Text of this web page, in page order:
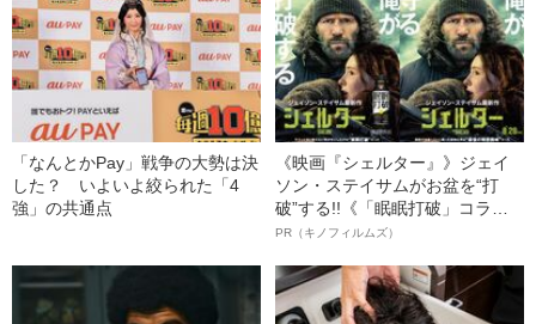
「なんとかPay」戦争の大勢は決
した？ いよいよ絞られた「4
強」の共通点
《映画『シェルター』》ジェイ
ソン・ステイサムがお盆を“打
破”する!!《「眠眠打破」コラ
ボ》
PR（キノフィルムズ）